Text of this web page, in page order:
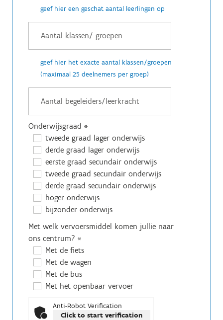
geef hier een geschat aantal leerlingen op
geef hier het exacte aantal klassen/groepen
(maximaal 25 deelnemers per groep)
Onderwijsgraad *
tweede graad lager onderwijs
derde graad lager onderwijs
eerste graad secundair onderwijs
tweede graad secundair onderwijs
derde graad secundair onderwijs
hoger onderwijs
bijzonder onderwijs
Met welk vervoersmiddel komen jullie naar
ons centrum? *
Met de fiets
Met de wagen
Met de bus
Met het openbaar vervoer
Anti-Robot Verification
Click to start verification